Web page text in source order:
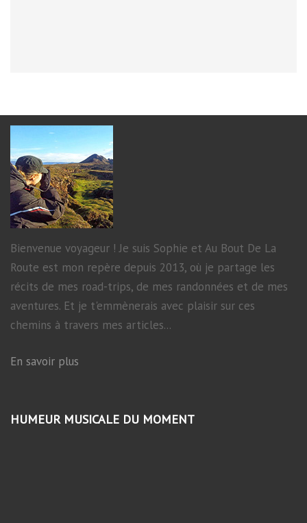
Bienvenue voyageur ! Je suis Sophie et Au Bout De La
Route est mon repère depuis 2013, où je partage les
récits de mes road-trips, de mes randonnées et de mes
aventures. Et je t'emmènerais avec plaisir sur ces
chemins à travers mes articles...
En savoir plus
HUMEUR MUSICALE DU MOMENT